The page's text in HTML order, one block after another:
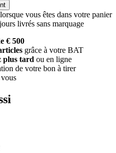
vous êtes dans votre panier
livrés sans marquage
€ 500
grâce à votre BAT
plus tard ou en ligne
de votre bon à tirer
vous